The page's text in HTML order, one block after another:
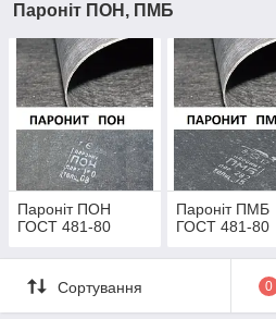
Пароніт ПОН, ПМБ
Пароніт ПОН
ГОСТ 481-80
Пароніт ПМБ
ГОСТ 481-80
Сортування 0